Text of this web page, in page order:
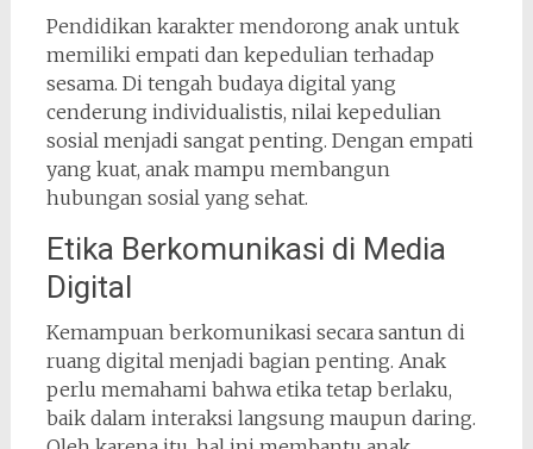
Pendidikan karakter mendorong anak untuk
memiliki empati dan kepedulian terhadap
sesama. Di tengah budaya digital yang
cenderung individualistis, nilai kepedulian
sosial menjadi sangat penting. Dengan empati
yang kuat, anak mampu membangun
hubungan sosial yang sehat.
Etika Berkomunikasi di Media
Digital
Kemampuan berkomunikasi secara santun di
ruang digital menjadi bagian penting. Anak
perlu memahami bahwa etika tetap berlaku,
baik dalam interaksi langsung maupun daring.